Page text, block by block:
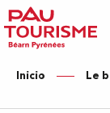
Aller
au
contenu
principal
Inicio Le